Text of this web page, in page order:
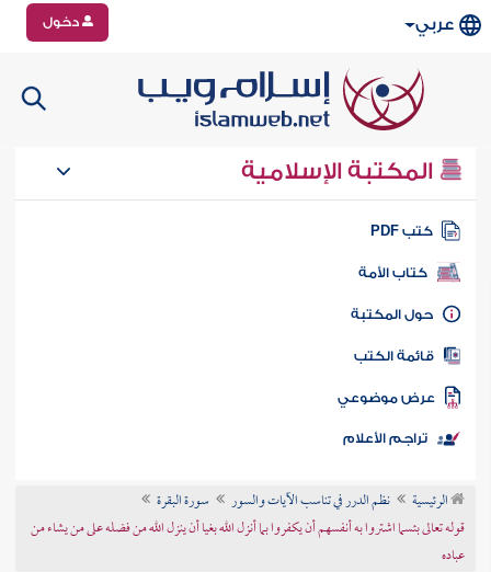
عربي دخول
المكتبة الإسلامية
كتب PDF
كتاب الأمة
المكتبة
الكتب
موضوعي
تراجم الأعلام
الرئيسية نظم الدرر في تناسب الآيات والسور
سورة البقرة
قوله تعالى بئسما اشتروا به أنفسهم أن يكفروا بما أنزل الله بغيا أن ينزل الله من فضله على من يشاء من
عباده